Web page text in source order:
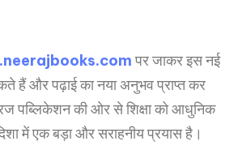
पर जाकर इस नई
हैं और पढ़ाई का नया अनुभव प्राप्त कर
पब्लिकेशन की ओर से शिक्षा को आधुनिक
में एक बड़ा और सराहनीय प्रयास है।